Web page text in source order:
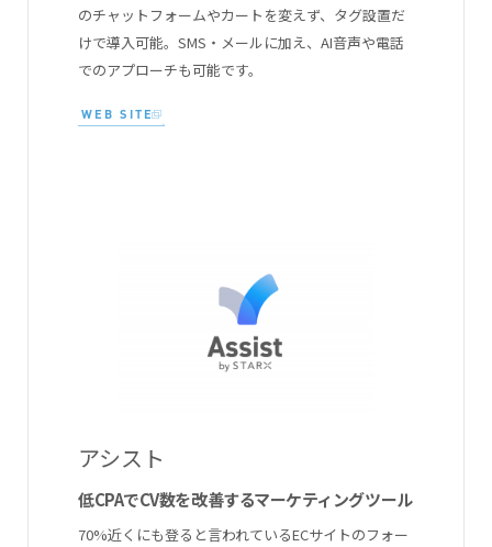
のチャットフォームやカートを変えず、タグ設置だ
けで導入可能。SMS・メールに加え、AI音声や電話
でのアプローチも可能です。
WEB SITE
アシスト
低CPAでCV数を改善するマーケティングツール
70%近くにも登ると言われているECサイトのフォー